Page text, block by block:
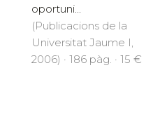
oportuni...
(Publicacions de la
Universitat Jaume I,
2006) · 186 pàg. · 15 €